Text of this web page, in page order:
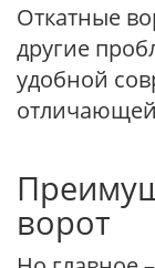
Откатные
другие
удобной
ворот